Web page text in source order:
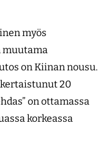
myös
on Kiinan nousu.
20
on ottamassa
korkeassa